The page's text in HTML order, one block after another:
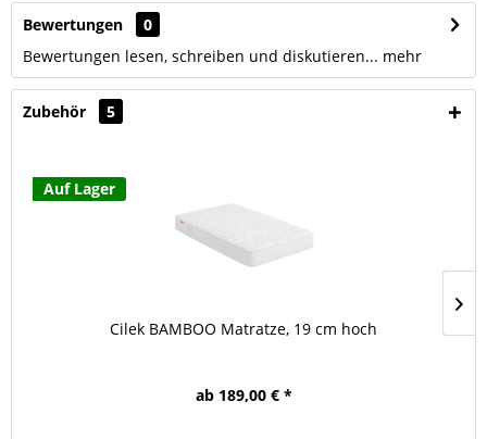
Bewertungen
0
Bewertungen lesen, schreiben und diskutieren... mehr
Zubehör 5
Auf Lager
Cilek BAMBOO Matratze, 19 cm hoch
ab 189,00 € *